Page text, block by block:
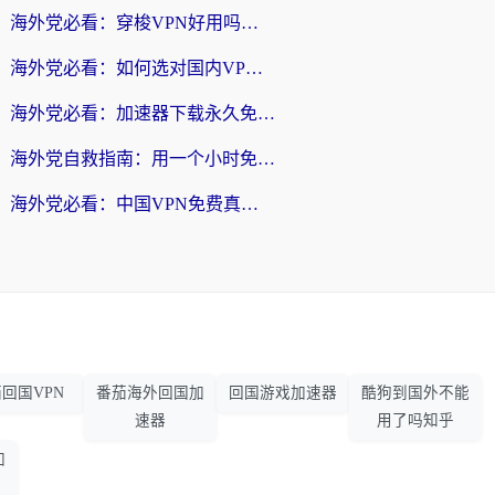
海外党必看：穿梭VPN好用吗？和云帆VPN对比哪个回国效果更好？附真实测评+避坑指南
海外党必看：如何选对国内VPN，实现无缝访问国内资源？
海外党必看：加速器下载永久免费版真的存在吗？教你无缝访问国内资源的正确姿势
海外党自救指南：用一个小时免费加速器，轻松打破国内资源访问壁垒？
海外党必看：中国VPN免费真的靠谱吗？手把手教你选对回国加速器
国VPN
番茄海外回国加
速器
回国游戏加速器
酷狗到国外不能
用了吗知乎